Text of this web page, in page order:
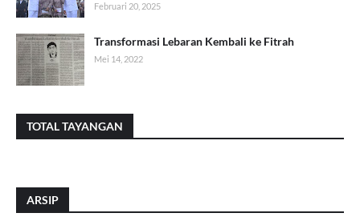
Februari 20, 2025
Transformasi Lebaran Kembali ke Fitrah
Mei 14, 2022
TOTAL TAYANGAN
ARSIP